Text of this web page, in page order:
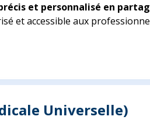
et personnalisé en
et accessible aux
Universelle)